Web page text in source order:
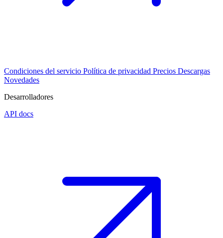
Condiciones del servicio Política de privacidad Precios Descargas
Novedades
Desarrolladores
API docs